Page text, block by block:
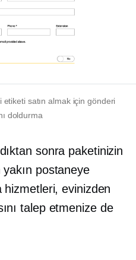
satın almak için gönderi
doldurma
sonra paketinizin
yakın postaneye
hizmetleri, evinizden
talep etmenize de